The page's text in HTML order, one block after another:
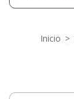
Inicio >